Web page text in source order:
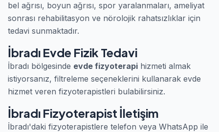
bel ağrısı, boyun ağrısı, spor yaralanmaları, ameliyat
sonrası rehabilitasyon ve nörolojik rahatsızlıklar için
tedavi sunmaktadır.
İbradı Evde Fizik Tedavi
İbradı bölgesinde evde fizyoterapi hizmeti almak
istiyorsanız, filtreleme seçeneklerini kullanarak evde
hizmet veren fizyoterapistleri bulabilirsiniz.
İbradı Fizyoterapist İletişim
İbradı'daki fizyoterapistlere telefon veya WhatsApp ile